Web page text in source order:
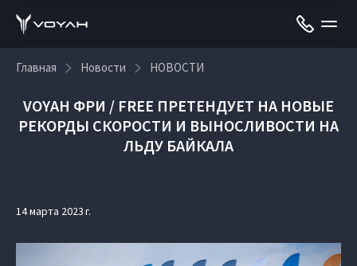
Главная Новости НОВОСТИ
VOYAH ФРИ / FREE ПРЕТЕНДУЕТ НА НОВЫЕ
РЕКОРДЫ СКОРОСТИ И ВЫНОСЛИВОСТИ НА
ЛЬДУ БАЙКАЛА
14 марта 2023 г.